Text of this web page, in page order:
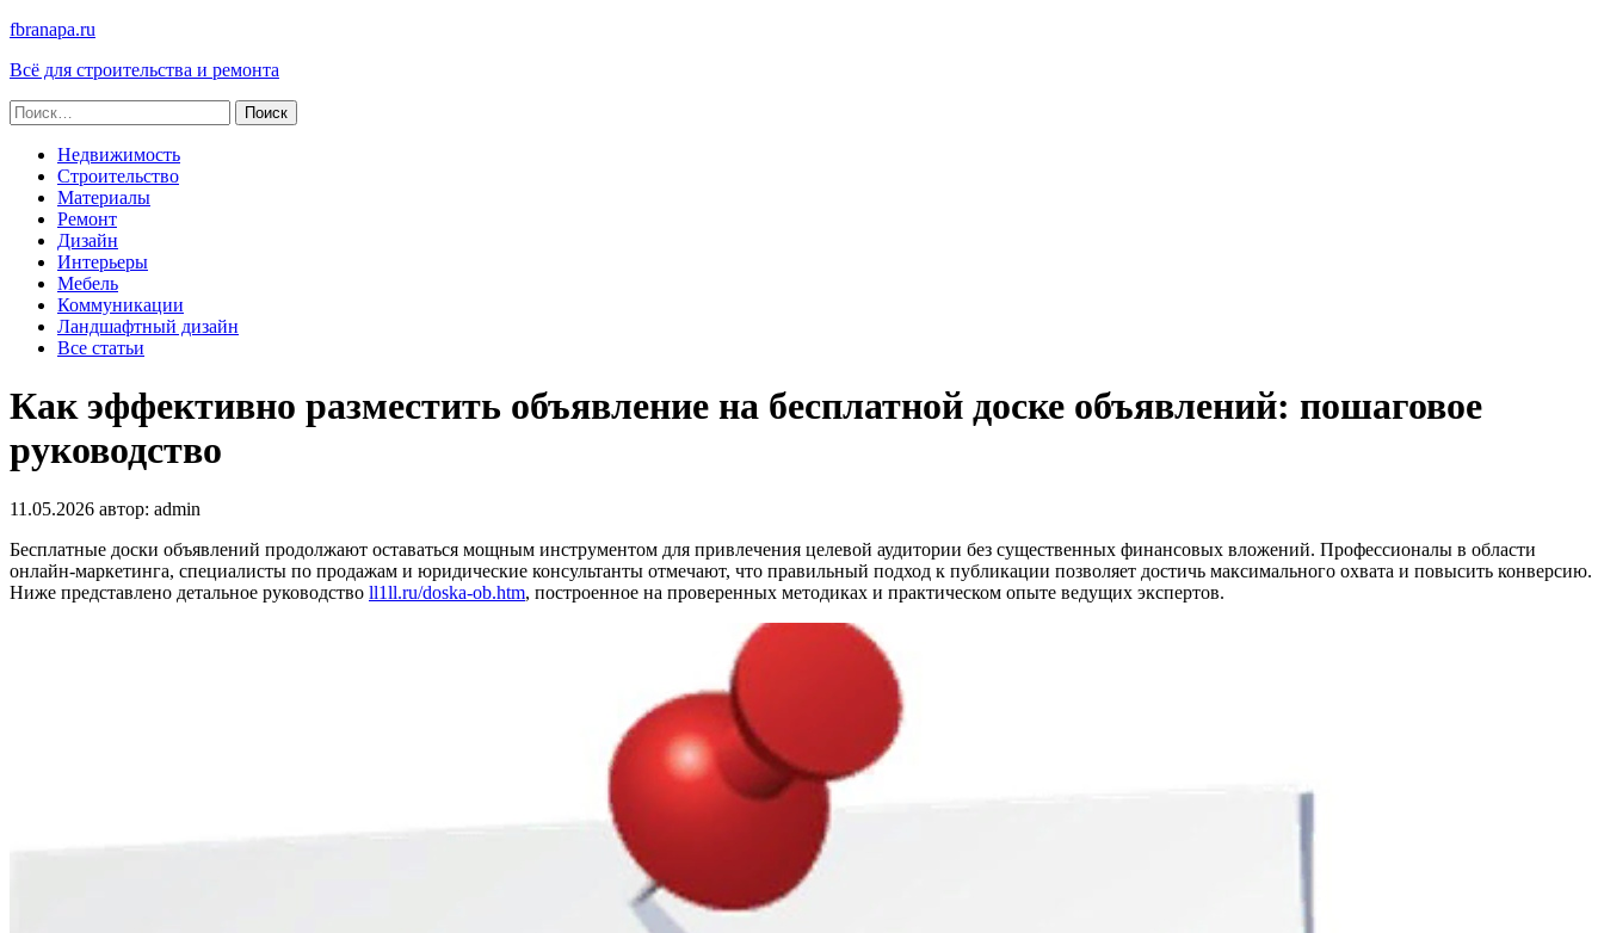
fbranapa.ru
Всё для строительства и ремонта
Найти:
Недвижимость
Строительство
Материалы
Ремонт
Дизайн
Интерьеры
Мебель
Коммуникации
Ландшафтный дизайн
Все статьи
Как эффективно разместить объявление на бесплатной доске объявлений: пошаговое
руководство
11.05.2026 автор: admin
Бесплатные доски объявлений продолжают оставаться мощным инструментом для привлечения целевой аудитории без существенных финансовых вложений. Профессионалы в области
онлайн‑маркетинга, специалисты по продажам и юридические консультанты отмечают, что правильный подход к публикации позволяет достичь максимального охвата и повысить конверсию.
Ниже представлено детальное руководство ll1ll.ru/doska-ob.htm, построенное на проверенных методиках и практическом опыте ведущих экспертов.